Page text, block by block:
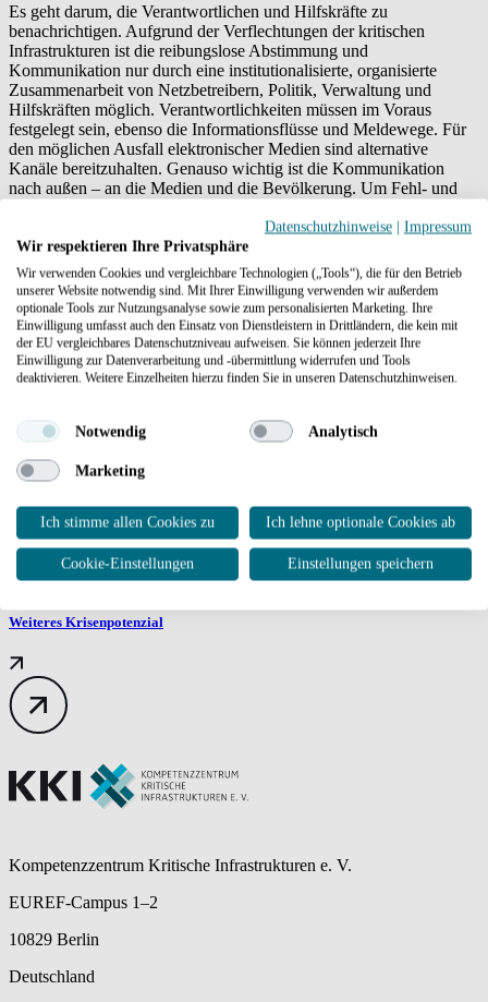
Es geht darum, die Verantwortlichen und Hilfskräfte zu
benachrichtigen. Aufgrund der Verflechtungen der kritischen
Infrastrukturen ist die reibungslose Abstimmung und
Kommunikation nur durch eine institutionalisierte, organisierte
Zusammenarbeit von Netzbetreibern, Politik, Verwaltung und
Hilfskräften möglich. Verantwortlichkeiten müssen im Voraus
festgelegt sein, ebenso die Informationsflüsse und Meldewege. Für
den möglichen Ausfall elektronischer Medien sind alternative
Kanäle bereitzuhalten. Genauso wichtig ist die Kommunikation
nach außen – an die Medien und die Bevölkerung. Um Fehl- und
verständlich und kontinuierlich benachrichtigt werden. Eine direkte
Information der Bürgerinnen und Bürger kann zum Beispiel über
eine Hotline oder das Internet erfolgen. Diese Ressourcen müssen
ebenfalls im Vorfeld organisiert werden.
Weitere Informationen
Kommunen und Verwaltung
Weiteres Krisenpotenzial
Kompetenzzentrum Kritische Infrastrukturen e. V.
EUREF-Campus 1–2
10829 Berlin
Deutschland
Datenschutzhinweise | Impressum
Wir respektieren Ihre Privatsphäre
Wir verwenden Cookies und vergleichbare Technologien („Tools“), die für den Betrieb
unserer Website notwendig sind. Mit Ihrer Einwilligung verwenden wir außerdem
optionale Tools zur Nutzungsanalyse sowie zum personalisierten Marketing. Ihre
Einwilligung umfasst auch den Einsatz von Dienstleistern in Drittländern, die kein mit
der EU vergleichbares Datenschutzniveau aufweisen. Sie können jederzeit Ihre
Einwilligung zur Datenverarbeitung und -übermittlung widerrufen und Tools
deaktivieren. Weitere Einzelheiten hierzu finden Sie in unseren Datenschutzhinweisen.
Notwendig Analytisch
Marketing
Ich stimme allen Cookies zu Ich lehne optionale Cookies ab
Cookie-Einstellungen Einstellungen speichern